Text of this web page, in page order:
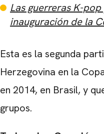
Las guerreras K-
inauguración de la
Esta es la segunda
Herzegovina en la
en 2014, en Brasil, y
grupos.